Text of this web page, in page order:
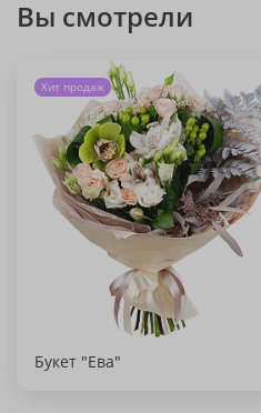
Вы смотрели
Хит продаж
Букет "Ева"